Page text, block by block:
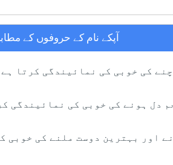
آپکے نام کے حروفوں کے
کی خوبی کی نمائیندگی کرتا ہے
دل ہونے کی خوبی کی نمائیندگی
اور بہترین دوست ملنے کی خوبی